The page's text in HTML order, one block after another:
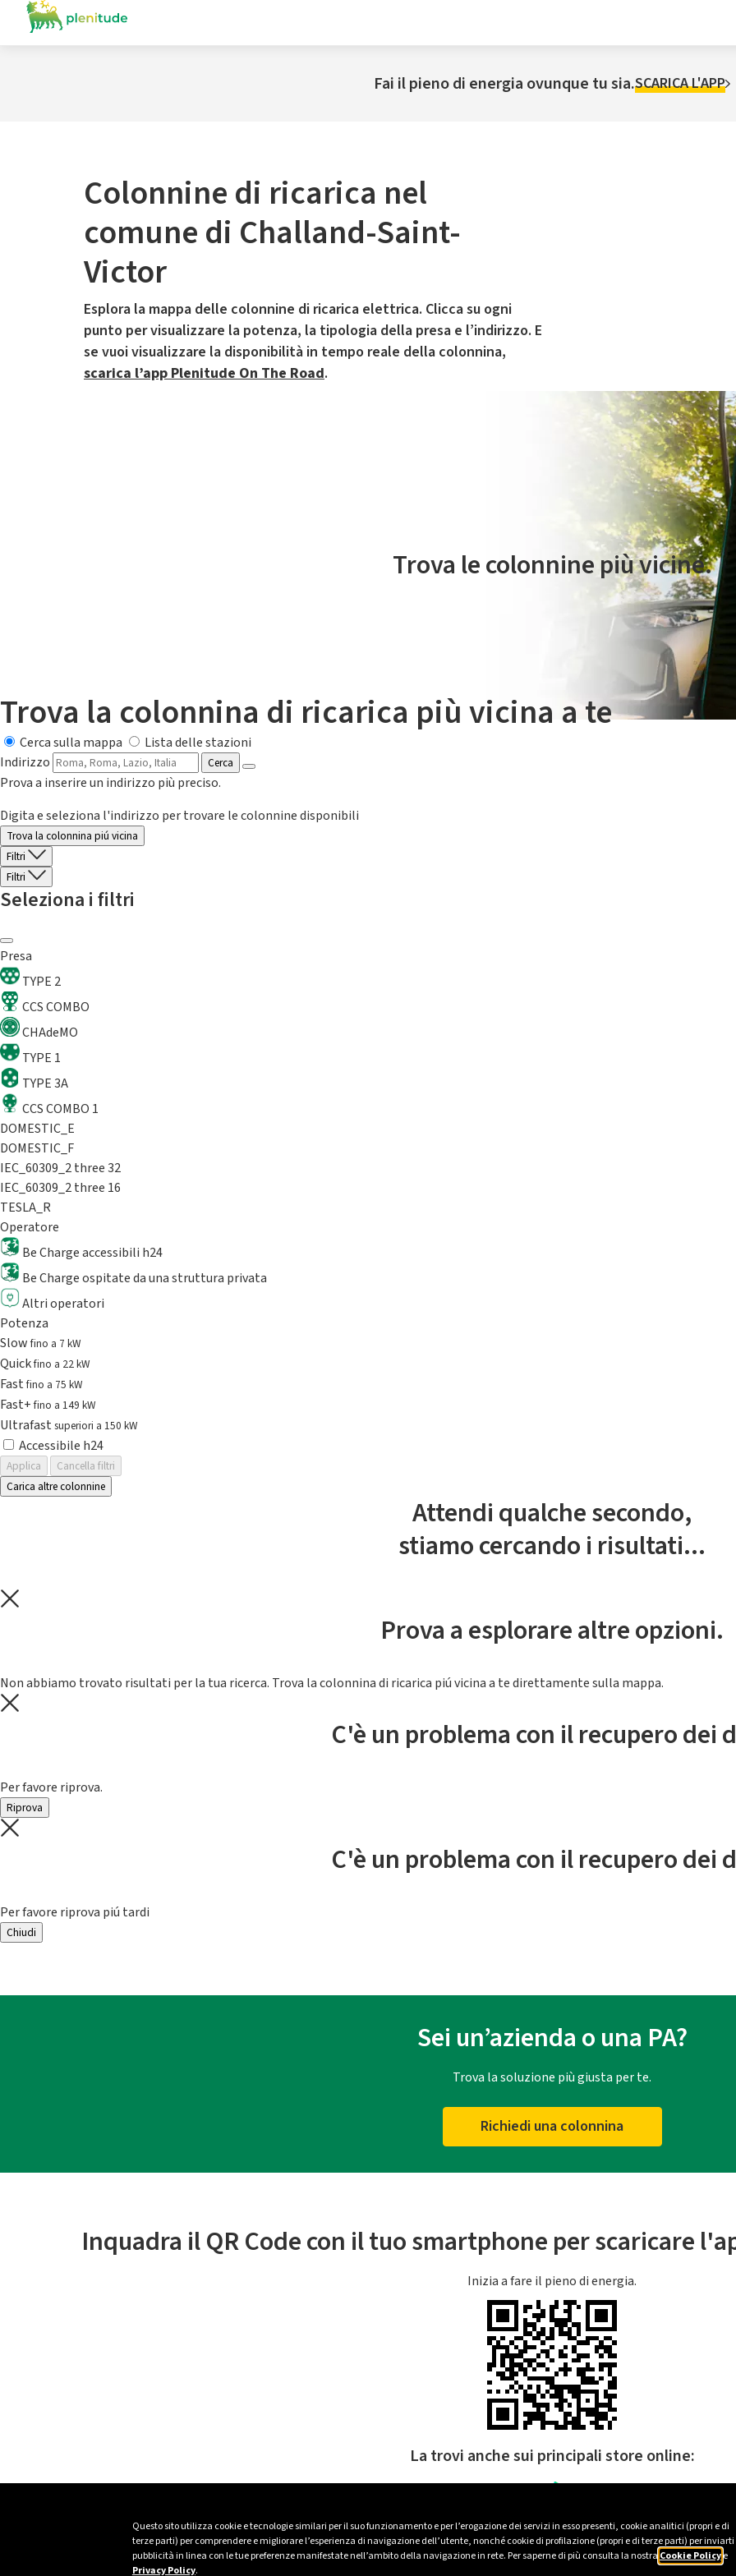
Questo sito utilizza cookie e tecnologie similari per il suo funzionamento e per l’erogazione dei servizi in esso presenti, cookie analitici (propri e di
terze parti) per comprendere e migliorare l’esperienza di navigazione dell’utente, nonché cookie di profilazione (propri e di terze parti) per inviarti
pubblicità in linea con le tue preferenze manifestate nell’ambito della navigazione in rete. Per saperne di più consulta la nostra Cookie Policye
Privacy Policy.
Fai il pieno di energia ovunque tu sia.SCARICA L'APP
Colonnine di ricarica nel
comune di Challand-Saint-
Victor
Esplora la mappa delle colonnine di ricarica elettrica. Clicca su ogni
punto per visualizzare la potenza, la tipologia della presa e l’indirizzo. E
se vuoi visualizzare la disponibilità in tempo reale della colonnina,
scarica l’app Plenitude On The Road.
Il servizio di mobilità elettrica è gestito da Plenitude On The Road
Trova le colonnine più vicine.
Trova la colonnina di ricarica più vicina a te
Cerca sulla mappa
Lista delle stazioni
Indirizzo
Cerca
Prova a inserire un indirizzo più preciso.
Digita e seleziona l'indirizzo per trovare le colonnine disponibili
Trova la colonnina piú vicina
Filtri
Filtri
Seleziona i filtri
Presa
TYPE 2
CCS COMBO
CHAdeMO
TYPE 1
TYPE 3A
CCS COMBO 1
DOMESTIC_E
DOMESTIC_F
IEC_60309_2 three 32
IEC_60309_2 three 16
TESLA_R
Operatore
Be Charge accessibili h24
Be Charge ospitate da una struttura privata
Altri operatori
Potenza
Slowfino a 7 kW
Quickfino a 22 kW
Fastfino a 75 kW
Fast+fino a 149 kW
Ultrafast superiori a 150 kW
Accessibile h24
Applica
Cancella filtri
Carica altre colonnine
Attendi qualche secondo,
stiamo cercando i risultati...
Prova a esplorare altre opzioni.
Non abbiamo trovato risultati per la tua ricerca. Trova la colonnina di ricarica piú vicina a te direttamente sulla mappa.
C'è un problema con il recupero dei
Per favore riprova.
Riprova
C'è un problema con il recupero dei
Per favore riprova piú tardi
Chiudi
Sei un’azienda o una PA?
Trova la soluzione più giusta per te.
Richiedi una colonnina
Inquadra il QR Code con il tuo smartphone per scaricare
Inizia a fare il pieno di energia.
La trovi anche sui principali store online: